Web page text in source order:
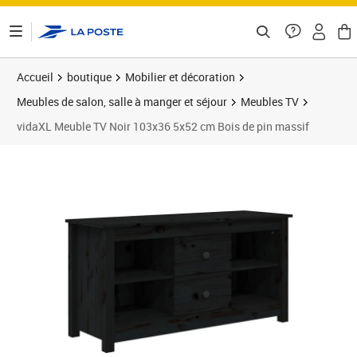
Accueil boutique
Mobilier et décoration
Meubles de salon, salle à manger et séjour
Meubles TV
vidaXL Meuble TV Noir 103x36 5x52 cm Bois de pin massif